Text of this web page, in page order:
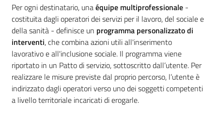
Seguici
su
Per ogni destinatario, unaéquipe multiprofessionale -
costituita dagli operatori dei servizi per il lavoro, del sociale e
della sanità - definisce un programma personalizzato di
interventi, che combina azioni utili all'inserimento
lavorativo e all'inclusione sociale. Il programma viene
riportato in un Patto di servizio, sottoscritto dall’utente. Per
realizzare le misure previste dal proprio percorso, l’utente è
indirizzato dagli operatori verso uno dei soggetti competenti
a livello territoriale incaricati di erogarle.